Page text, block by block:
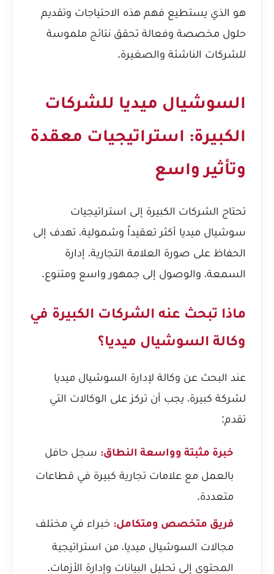
هو الذي يستطيع فهم هذه الاحتياجات وتقديم
حلول مخصصة وفعالة تحقق نتائج ملموسة
للشركات الناشئة والصغيرة.
السوشيال ميديا للشركات
الكبيرة: استراتيجيات معقدة
وتأثير واسع
تحتاج الشركات الكبيرة إلى استراتيجيات
سوشيال ميديا أكثر تعقيداً وشمولية، تهدف إلى
الحفاظ على صورة العلامة التجارية، إدارة
السمعة، والوصول إلى جمهور واسع ومتنوع.
ماذا تبحث عنه الشركات الكبيرة في
وكالة السوشيال ميديا؟
عند البحث عن وكالة لإدارة السوشيال ميديا
لشركة كبيرة، يجب أن تركز على الوكالات التي
تقدم:
خبرة مثبتة وواسعة النطاق: سجل حافل
بالعمل مع علامات تجارية كبيرة في قطاعات
متعددة.
فريق متخصص ومتكامل: خبراء في مختلف
مجالات السوشيال ميديا، من استراتيجية
المحتوى إلى تحليل البيانات وإدارة الأزمات.